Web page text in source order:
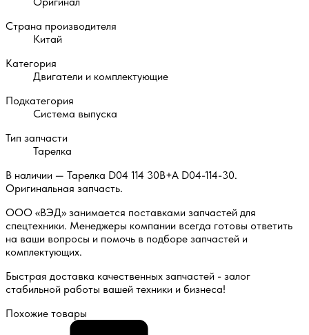
Страна производителя
Китай
Категория
Двигатели и комплектующие
Подкатегория
Система выпуска
Тип запчасти
Тарелка
В наличии — Тарелка D04 114 30B+A D04-114-30.
Оригинальная запчасть.
ООО «ВЭД» занимается поставками запчастей для
спецтехники. Менеджеры компании всегда готовы ответить
на ваши вопросы и помочь в подборе запчастей и
комплектующих.
Быстрая доставка качественных запчастей - залог
стабильной работы вашей техники и бизнеса!
Похожие товары